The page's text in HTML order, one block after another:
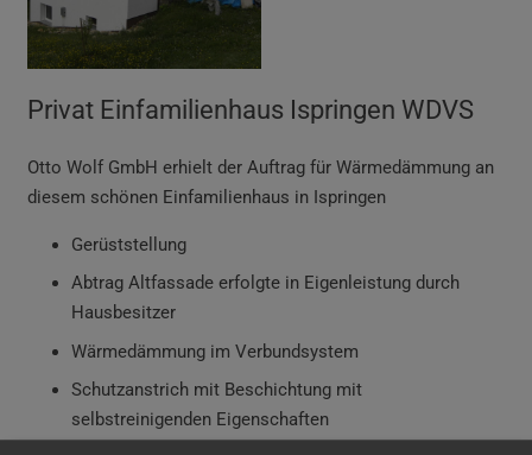
Privat Einfamilienhaus Ispringen WDVS
Otto Wolf GmbH erhieltder Auftrag für Wärmedämmung an
diesem schönen Einfamilienhaus in Ispringen
Gerüststellung
Abtrag Altfassade erfolgte in Eigenleistung durch
Hausbesitzer
Wärmedämmung im Verbundsystem
Schutzanstrich mit Beschichtung mit
selbstreinigenden Eigenschaften